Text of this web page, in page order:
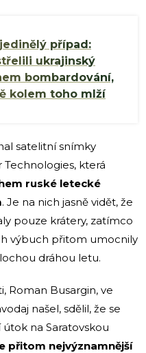
případ:
ukrajinský
bombardování,
kolem toho mlží
satelitní snímky
která
ruské letecké
. Je na nich jasně vidět, že
pouze krátery, zatímco
výbuch přitom umocnily
dráhou letu.
Roman Busargin, ve
našel, sdělil, že se
na Saratovskou
přitom nejvýznamnější